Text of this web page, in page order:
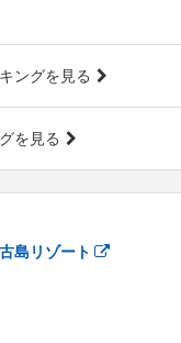
ングを見る
を見る
島リゾート